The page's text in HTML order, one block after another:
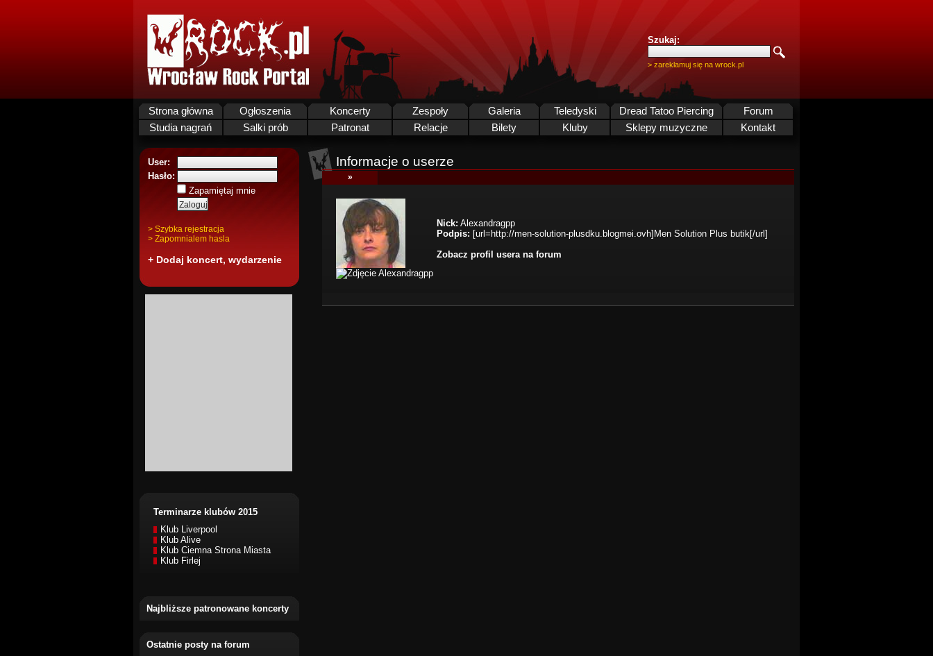
Szukaj:
> zareklamuj się na wrock.pl
Strona główna Ogłoszenia Koncerty Zespoły Galeria Teledyski Dread Tatoo Piercing
Forum
Studia nagrań
Salki prób Patronat Relacje Bilety Kluby Sklepy muzyczne Kontakt
User:
Hasło:
Zapamiętaj mnie
> Szybka rejestracja
> Zapomnialem hasla
+ Dodaj koncert, wydarzenie
Terminarze klubów 2015
Klub Liverpool
Klub Alive
Klub Ciemna Strona Miasta
Klub Firlej
Najbliższe patronowane koncerty
Ostatnie posty na forum
Informacje o userze
»
Nick: Alexandragpp
Podpis: [url=http://men-solution-plusdku.blogmei.ovh]Men Solution Plus butik[/url]
Zobacz profil usera na forum